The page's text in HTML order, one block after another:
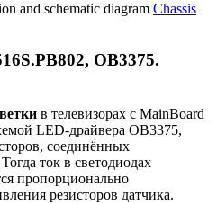
and schematic diagram Chassis
OB3375.
в телевизорах с MainBoard
LED-драйвера OB3375,
соединённых
ток в светодиодах
пропорционально
резисторов датчика.